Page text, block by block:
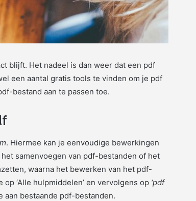
blijft. Het nadeel is dan weer dat een pdf
een aantal gratis tools te vinden om je pdf
bestand aan te passen toe.
. Hiermee kan je eenvoudige bewerkingen
samenvoegen van pdf-bestanden of het
waarna het bewerken van het pdf-
‘Alle hulpmiddelen’ en vervolgens op ‘pdf
aan bestaande pdf-bestanden.